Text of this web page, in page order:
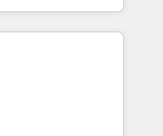
la
pour des
processus
vos équipes à